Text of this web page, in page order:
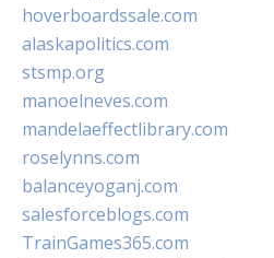
hoverboardssale.com
alaskapolitics.com
stsmp.org
manoelneves.com
mandelaeffectlibrary.com
roselynns.com
balanceyoganj.com
salesforceblogs.com
TrainGames365.com